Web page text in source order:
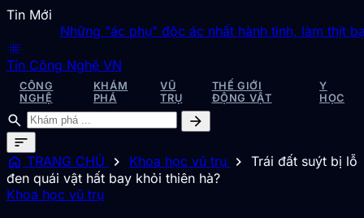
Tin Mới
Những "ác phụ" độc ác nhất hành tinh, làm thịt bạn
blur_on
Tin Công Nghệ VN
CÔNG
NGHỆ
KHÁM
PHÁ
VŨ
TRỤ
THẾ GIỚI
ĐỘNG VẬT
Y
HỌC
search
arrow_forward
sort
home TRANG CHỦ chevron_right Khoa học vũ trụ chevron_right Trái đất suýt bị lỗ
đen quái vật hất bay khỏi thiên hà?
Khoa học vũ trụ